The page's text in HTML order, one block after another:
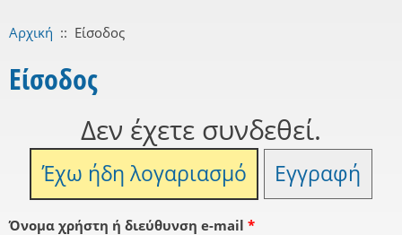
Αρχική :: Είσοδος
Είσοδος
Δεν έχετε συνδεθεί.
Έχω ήδη λογαριασμό Εγγραφή
Όνομα χρήστη ή διεύθυνση e-mail *